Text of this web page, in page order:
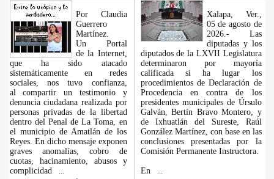
Por Claudia
Guerrero
Martínez.
​Un Portal
de la Internet,
que ha sido atacado
sistemáticamente en redes
sociales, nos tuvo confianza,
al compartir un testimonio y
denuncia ciudadana realizada por
personas privadas de la libertad
dentro del Penal de La Toma, en
el municipio de Amatlán de los
Reyes. En dicho mensaje exponen
graves anomalías, cobro de
cuotas, hacinamiento, abusos y
complicidad
Xalapa, Ver.,
05 de agosto de
2026.- Las
diputadas y los
diputados de la LXVII Legislatura
determinaron por mayoría
calificada si ha lugar los
procedimientos de Declaración de
Procedencia en contra de los
presidentes municipales de Úrsulo
Galván, Bertín Bravo Montero, y
de Ixhuatlán del Sureste, Raúl
González Martínez, con base en las
conclusiones presentadas por la
Comisión Permanente Instructora.
En